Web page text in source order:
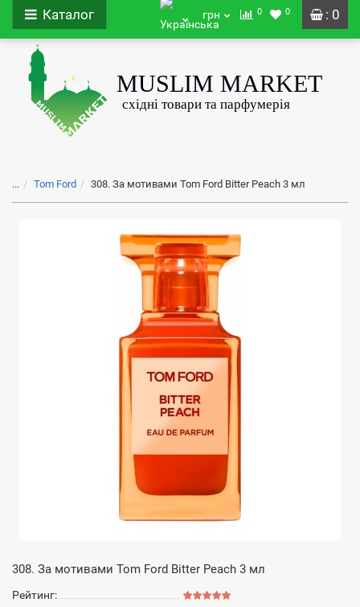
: 0
Каталог грн 0 0
... Tom Ford 308. За мотивами Tom Ford Bitter Peach 3 мл
308. За мотивами Tom Ford Bitter Peach 3 мл
Рейтинг: